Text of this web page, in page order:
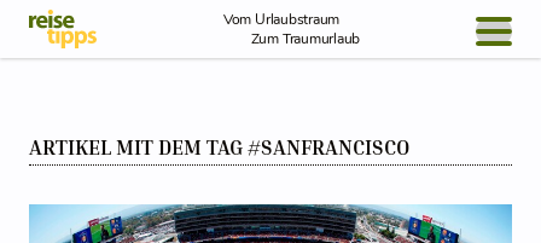
Skip to Content
Vom Urlaubstraum
Zum Traumurlaub
NEWS
ARTIKEL MIT DEM TAG #SANFRANCISCO